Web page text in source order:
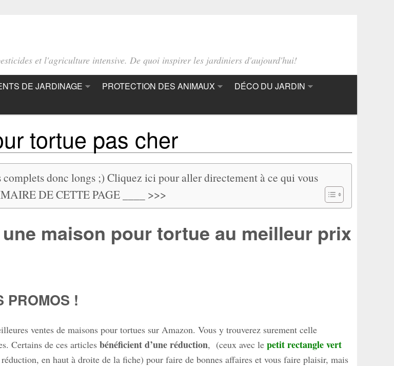
et l'agriculture intensive. De quoi inspirer les jardiniers d'aujourd'hui!
DE JARDINAGE PROTECTION DES ANIMAUX
DÉCO DU JARDIN
tortue pas cher
complets donc longs ;) Cliquez ici pour aller directement à ce qui vous
DE CETTE PAGE ____ >>>
maison pour tortue au meilleur prix
PROMOS !
ventes de maisons pour tortues sur Amazon. Vous y trouverez surement celle
Certains de ces articles bénéficient d’une réduction, (ceux avec le petit rectangle vert
en haut à droite de la fiche) pour faire de bonnes affaires et vous faire plaisir, mais